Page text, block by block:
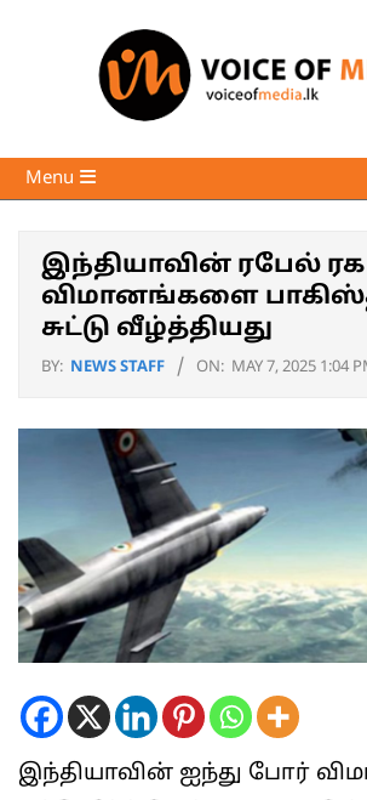
Voice
of
Primary
Navigation
Menu
இந்தியாவின் ரபேல்
விமானங்களை
சுட்டு வீழ்த்தியது
BY: NEWS STAFF ON: MAY 7, 2025 1:04
இந்தியாவின் ஐந்து போர்